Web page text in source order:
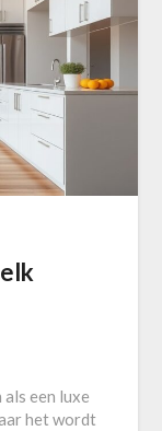
een luxe
het wordt